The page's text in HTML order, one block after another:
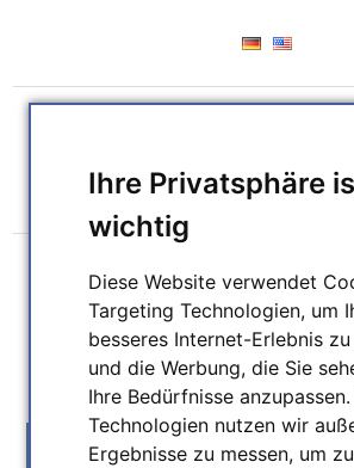
Ihre Privatsphäre
wichtig
Diese Website verwendet
Targeting Technologien, um
besseres Internet-Erlebnis
und die Werbung, die Sie
Ihre Bedürfnisse
Technologien nutzen wir
Ergebnisse zu messen, um
WARENKORB (0)
MENU